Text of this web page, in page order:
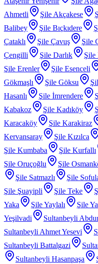
Ahmetli
Şile Akçakese
Balibey
Şile Bıçkıdere
Çataklı
Şile Çavuş Şile
Çengilli
Şile Darlık Şile
Şile Erenler
Şile Esenceli
Gökmaşlı
Şile Göksu
Hasanlı
Şile İmrendere
Kabakoz
Şile Kadıköy
Karacaköy
Şile Karakiraz
Kervansaray
Şile Kızılca
Şile Kumbaba
Şile Kurfallı
Şile Oruçoğlu
Şile
Şile Satmazlı
Şile
Şile Şuayipli
Şile Teke
Yaka
Şile Yaylalı Şile
Yeşilvadi
Sultanbeyli
Sultanbeyli Ahmet Yesevi
Sultanbeyli Battalgazi
Sultanbeyli Hasanpaşa